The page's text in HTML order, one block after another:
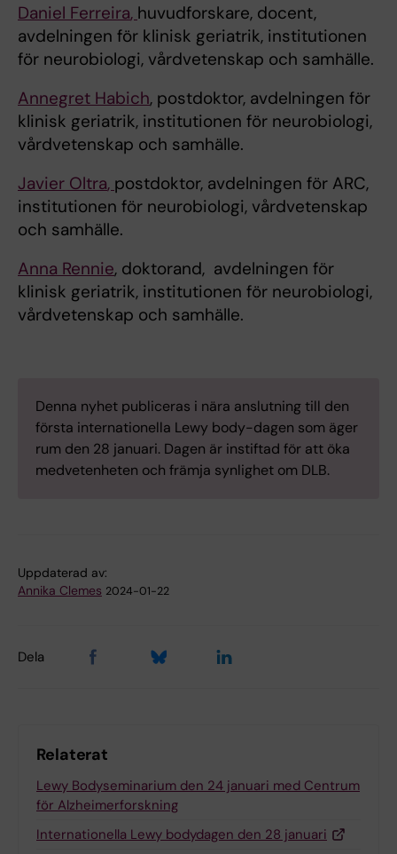
Daniel Ferreira, huvudforskare, docent,
avdelningen för klinisk geriatrik, institutionen
för neurobiologi, vårdvetenskap och samhälle.
Annegret Habich, postdoktor, avdelningen för
klinisk geriatrik, institutionen för neurobiologi,
vårdvetenskap och samhälle.
Javier Oltra, postdoktor, avdelningen för ARC,
institutionen för neurobiologi, vårdvetenskap
och samhälle.
Anna Rennie, doktorand, avdelningen för
klinisk geriatrik, institutionen för neurobiologi,
vårdvetenskap och samhälle.
Denna nyhet publiceras i nära anslutning till den
första internationella Lewy body-dagen som äger
rum den 28 januari. Dagen är instiftad för att öka
medvetenheten och främja synlighet om DLB.
Uppdaterad av:
Annika Clemes 2024-01-22
Dela
Relaterat
Lewy Bodyseminarium den 24 januari med Centrum
för Alzheimerforskning
Internationella Lewy bodydagen den 28 januari